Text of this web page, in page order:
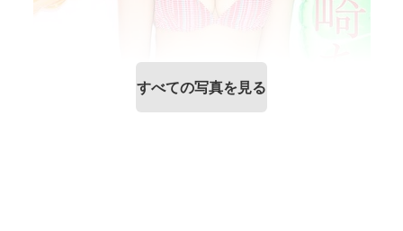
すべての写真を見る